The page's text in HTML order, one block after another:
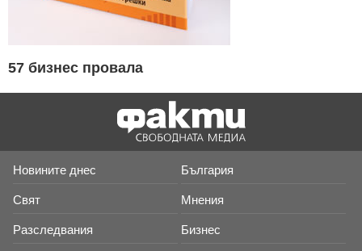
57 бизнес провала
Новините днес България
Свят Мнения
Разследвания Бизнес